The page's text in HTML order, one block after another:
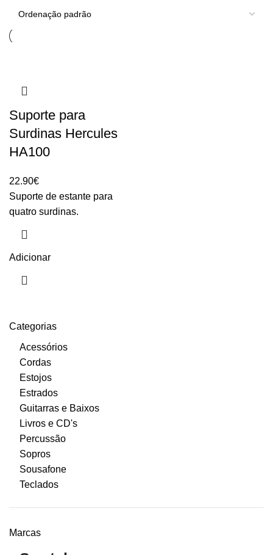
Categorias
Acessórios
Cordas
Estojos
Estrados
Guitarras e Baixos
Livros e CD's
Percussão
Sopros
Sousafone
Teclados
Marcas
Suporte para
Surdinas Hercules
HA100
22.90€
Suporte de estante para
quatro surdinas.
Adicionar